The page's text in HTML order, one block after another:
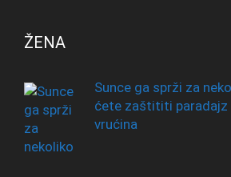
ŽENA
Sunce ga sprži za
ćete zaštititi paradajz
vrućina